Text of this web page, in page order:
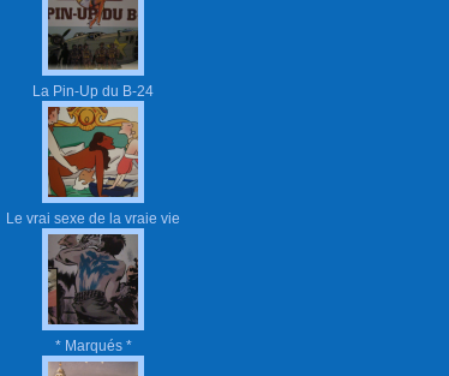
La Pin-Up du B-24
Le vrai sexe de la vraie vie
* Marqués *